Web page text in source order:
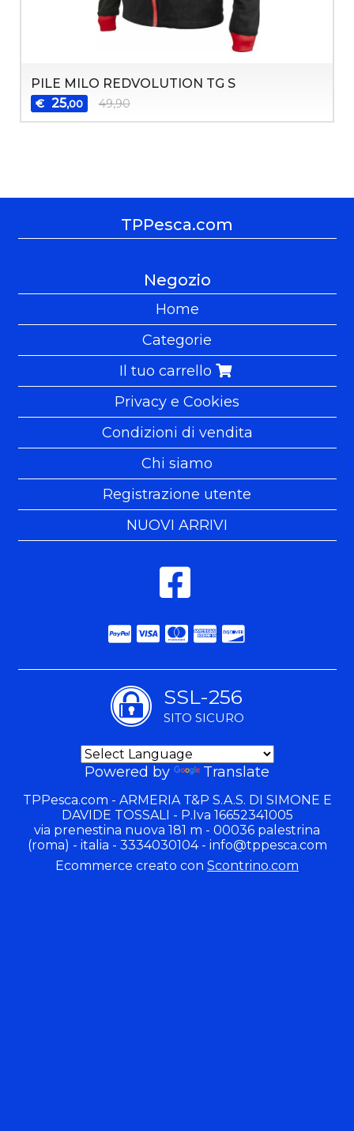
PILE MILO REDVOLUTION TG S
€ 25,00 49,90
TPPesca.com
Negozio
Home
Categorie
Il tuo carrello
Privacy e Cookies
Condizioni di vendita
Chi siamo
Registrazione utente
NUOVI ARRIVI
SSL-256
SITO SICURO
Powered by Translate
TPPesca.com - ARMERIA T&P S.A.S. DI SIMONE E
DAVIDE TOSSALI - P.Iva 16652341005
via prenestina nuova 181 m - 00036 palestrina
(roma) - italia - 3334030104 - info@tppesca.com
Ecommerce creato con Scontrino.com